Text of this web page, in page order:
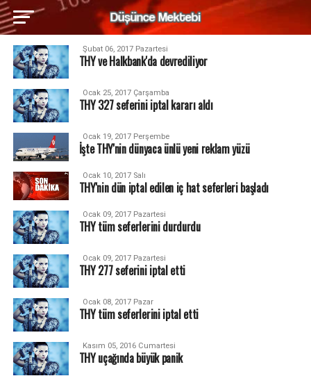
Şubat 06, 2017 Pazartesi
THY ve Halkbank'da devrediliyor
Ocak 25, 2017 Çarşamba
THY 327 seferini iptal kararı aldı
Ocak 19, 2017 Perşembe
İşte THY'nin dünyaca ünlü yeni reklam yüzü
Ocak 10, 2017 Salı
THY'nin dün iptal edilen iç hat seferleri başladı
Ocak 09, 2017 Pazartesi
THY tüm seferlerini durdurdu
Ocak 09, 2017 Pazartesi
THY 277 seferini iptal etti
Ocak 08, 2017 Pazar
THY tüm seferlerini iptal etti
Kasım 05, 2016 Cumartesi
THY uçağında büyük panik